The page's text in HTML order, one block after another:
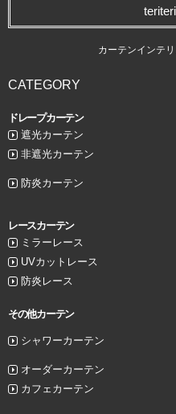
カーテンインテ
CATEGORY
ドレープカーテン
遮光カーテン
非遮光カーテン
防炎カーテン
レースカーテン
ミラーレース
UVカットレース
防炎レース
その他カーテン
シャワーカーテン
オーダーカーテン
カフェカーテン